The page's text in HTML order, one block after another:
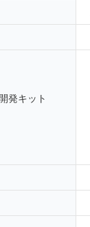
発キット